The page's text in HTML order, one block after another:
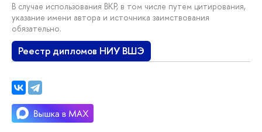
В случае использования ВКР, в том числе путем цитирования,
указание имени автора и источника заимствования
обязательно.
Реестр дипломов НИУ ВШЭ